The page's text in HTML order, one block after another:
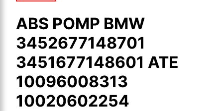
ABS POMP BMW
3452677148701
3451677148601 ATE
10096008313
10020602254